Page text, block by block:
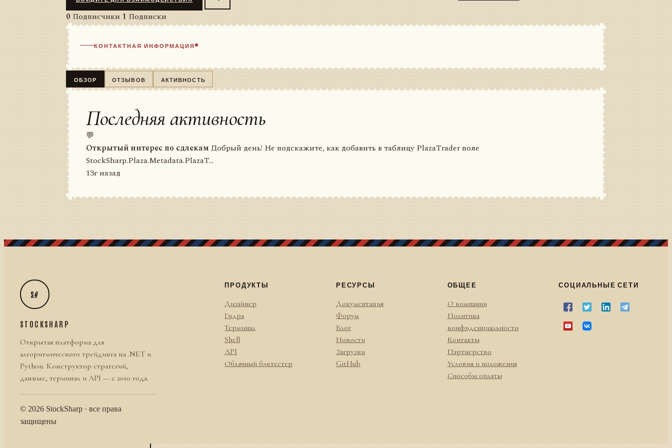
0 Подписчики 1 Подписки
КОНТАКТНАЯ ИНФОРМАЦИЯ
ОБЗОР ОТЗЫВОВ АКТИВНОСТЬ
Последняя активность
💬
Открытый интерес по сдлекам Добрый день! Не подскажите, как добавить в таблицу PlazaTrader поле
StockSharp.Plaza.Metadata.PlazaT...
13г назад
S#
STOCKSHARP
Открытая платформа для
алгоритмического трейдинга на .NET и
Python. Конструктор стратегий,
данные, терминал и API — с 2010 года.
© 2026 StockSharp · все права
защищены
ПРОДУКТЫ
Дизайнер
Гидра
Терминал
Shell
API
Облачный бэктестер
РЕСУРСЫ
Документация
Форум
Блог
Новости
Загрузки
GitHub
ОБЩЕЕ
О компании
Политика
конфиденциальности
Контакты
Партнерство
Условия и положения
Способы оплаты
СОЦИАЛЬНЫЕ СЕТИ